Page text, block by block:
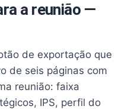
a reunião —
de exportação que
de seis páginas com
reunião: faixa
IPS, perfil do